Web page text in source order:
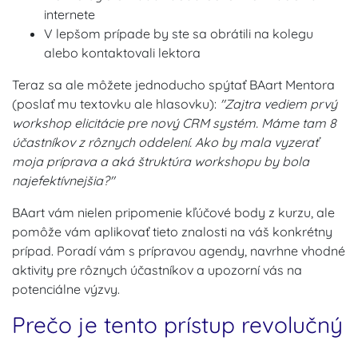
internete
V lepšom prípade by ste sa obrátili na kolegu
alebo kontaktovali lektora
Teraz sa ale môžete jednoducho spýtať BAart Mentora
(poslať mu textovku ale hlasovku): "Zajtra vediem prvý
workshop elicitácie pre nový CRM systém. Máme tam 8
účastníkov z rôznych oddelení. Ako by mala vyzerať
moja príprava a aká štruktúra workshopu by bola
najefektívnejšia?"
BAart vám nielen pripomenie kľúčové body z kurzu, ale
pomôže vám aplikovať tieto znalosti na váš konkrétny
prípad. Poradí vám s prípravou agendy, navrhne vhodné
aktivity pre rôznych účastníkov a upozorní vás na
potenciálne výzvy.
Prečo je tento prístup revolučný